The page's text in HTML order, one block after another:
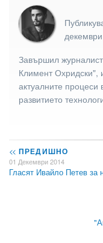
Завършил
Климент Охридски",
актуалните процеси
развитието
<< ПРЕДИШНО
01 Декември 2014
Гласят Ивайло Петев за